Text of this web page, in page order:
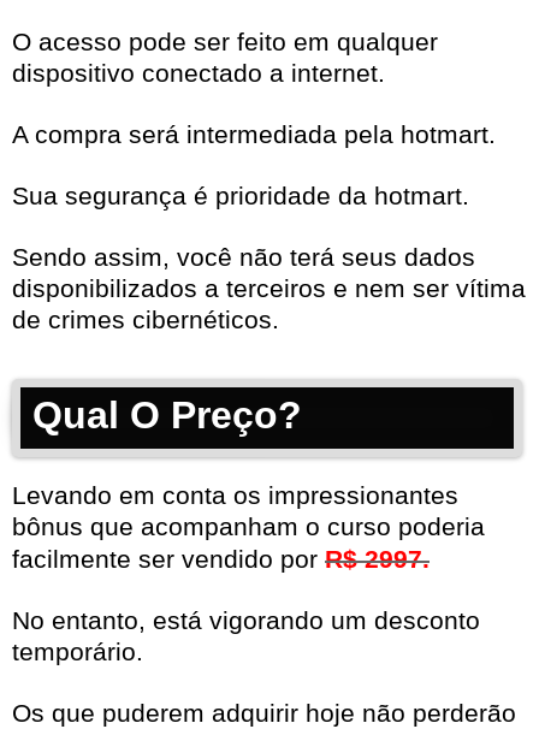
O acesso pode ser feito em qualquer
dispositivo conectado a internet.
A compra será intermediada pela hotmart.
Sua segurança é prioridade da hotmart.
Sendo assim, você não terá seus dados
disponibilizados a terceiros e nem ser vítima
de crimes cibernéticos.
Qual O Preço?
Levando em conta os impressionantes
bônus que acompanham o curso poderia
facilmente ser vendido por R$ 2997.
No entanto, está vigorando um desconto
temporário.
Os que puderem adquirir hoje não perderão